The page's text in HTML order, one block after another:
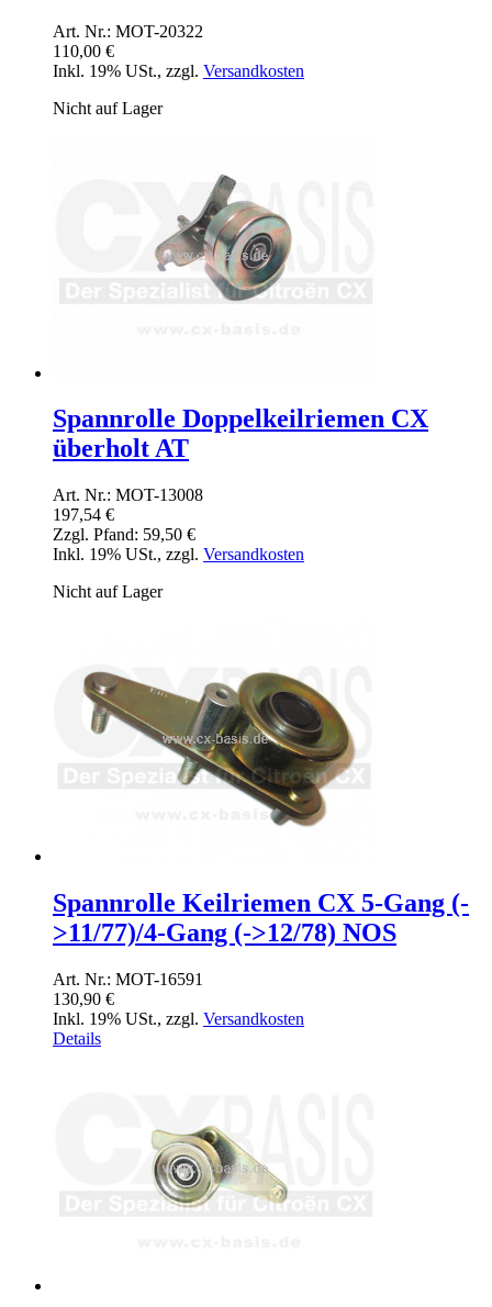
Art. Nr.: MOT-20322
110,00 €
Inkl. 19% USt., zzgl. Versandkosten
Nicht auf Lager
Spannrolle Doppelkeilriemen CX
überholt AT
Art. Nr.: MOT-13008
197,54 €
Zzgl. Pfand: 59,50 €
Inkl. 19% USt., zzgl. Versandkosten
Nicht auf Lager
Spannrolle Keilriemen CX 5-Gang (-
>11/77)/4-Gang (->12/78) NOS
Art. Nr.: MOT-16591
130,90 €
Inkl. 19% USt., zzgl. Versandkosten
Details